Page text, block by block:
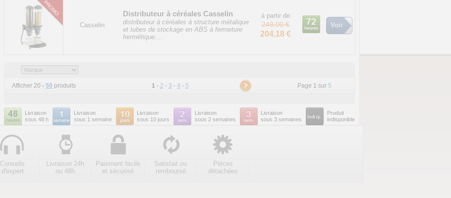
Casselin
Distributeur à céréales Casselin
distributeur à céréales à structure métalique
et tubes de stockage en ABS à fermeture
hermétique....
à partir de
249,00 €
204,18 €
Voir
Afficher 20 - 50 produits 1- 2 - 3 - 4 - 5 Page 1 sur 5
Livraison
sous 48 h
Livraison
sous 1 semaine
Livraison
sous 10 jours
Livraison
sous 2 semaines
Livraison
sous 3 semaines
Produit
indisponible
Conseils
d'expert
Livraison 24h
ou 48h
Paiement facile
et sécurisé
Satisfait ou
remboursé
Pièces
détachées